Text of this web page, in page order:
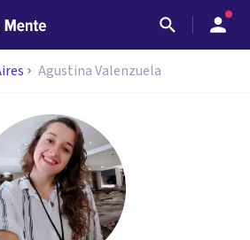
Agustina Valenzuela